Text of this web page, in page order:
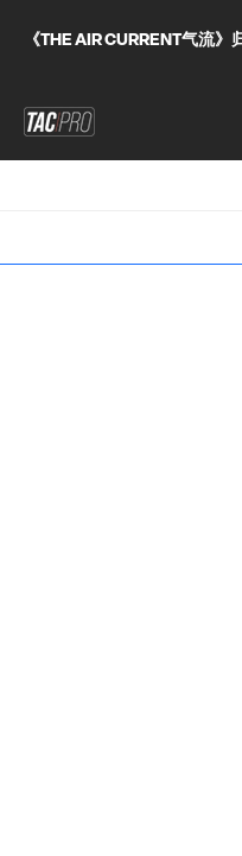
《THE AIR CURRENT气流